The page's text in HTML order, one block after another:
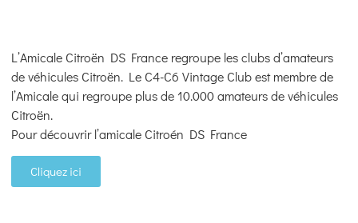
L’Amicale Citroën DS France regroupe les clubs d’amateurs
de véhicules Citroën. Le C4-C6 Vintage Club est membre de
l’Amicale qui regroupe plus de 10.000 amateurs de véhicules
Citroën.
Pour découvrir l’amicale Citroén DS France
Cliquez ici